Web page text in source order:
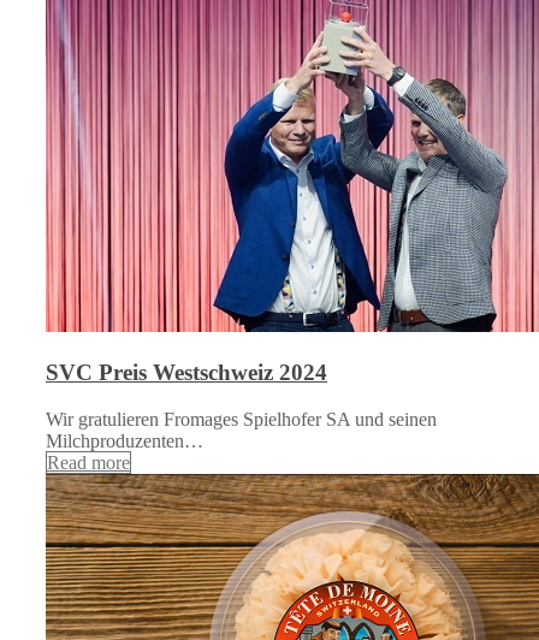
SVC Preis Westschweiz 2024
Wir gratulieren Fromages Spielhofer SA und seinen
Milchproduzenten…
Read more